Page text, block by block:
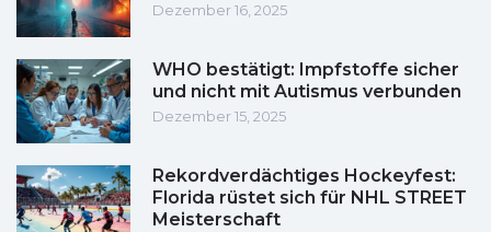
Dezember 16, 2025
WHO bestätigt: Impfstoffe sicher
und nicht mit Autismus verbunden
Dezember 15, 2025
Rekordverdächtiges Hockeyfest:
Florida rüstet sich für NHL STREET
Meisterschaft